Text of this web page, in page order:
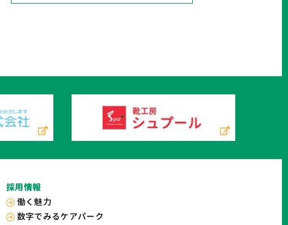
採用情報
働く魅力
数字でみるケアパーク